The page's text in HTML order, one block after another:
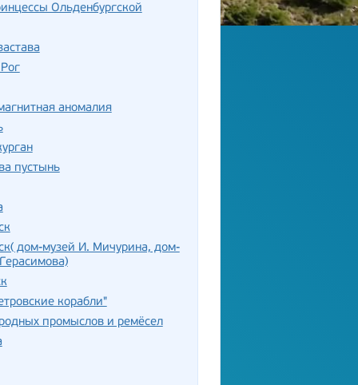
Ольденбургской
аномалия
пустынь
дом-музей И. Мичурина, дом-
корабли"
промыслов и ремёсел